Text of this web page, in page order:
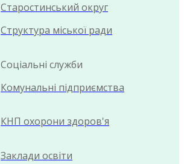
Старостинський округ
Структура міської ради
Соціальні служби
Комунальні підприємства
КНП охорони здоров'я
Заклади освіти